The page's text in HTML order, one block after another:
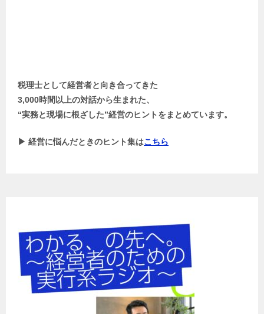
税理士として経営者と向き合ってきた
3,000時間以上の対話から生まれた、
“実務と現場に根ざした”経営のヒントをまとめています。
▶ 経営に悩んだときのヒント集はこちら